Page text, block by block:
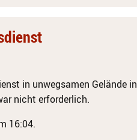
in unwegsamen Gelände in
nicht erforderlich.
16:04.